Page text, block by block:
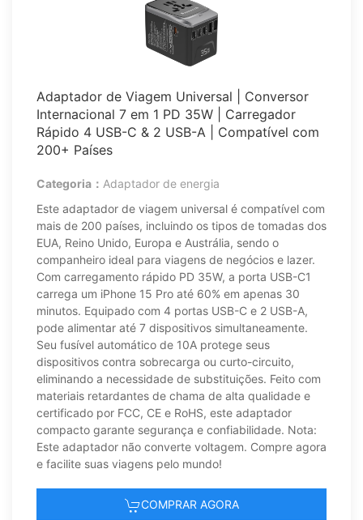
Adaptador de Viagem Universal | Conversor
Internacional 7 em 1 PD 35W | Carregador
Rápido 4 USB-C & 2 USB-A | Compatível com
200+ Países
Categoria： Adaptador de energia
Este adaptador de viagem universal é compatível com
mais de 200 países, incluindo os tipos de tomadas dos
EUA, Reino Unido, Europa e Austrália, sendo o
companheiro ideal para viagens de negócios e lazer.
Com carregamento rápido PD 35W, a porta USB-C1
carrega um iPhone 15 Pro até 60% em apenas 30
minutos. Equipado com 4 portas USB-C e 2 USB-A,
pode alimentar até 7 dispositivos simultaneamente.
Seu fusível automático de 10A protege seus
dispositivos contra sobrecarga ou curto-circuito,
eliminando a necessidade de substituições. Feito com
materiais retardantes de chama de alta qualidade e
certificado por FCC, CE e RoHS, este adaptador
compacto garante segurança e confiabilidade. Nota:
Este adaptador não converte voltagem. Compre agora
e facilite suas viagens pelo mundo!
COMPRAR AGORA